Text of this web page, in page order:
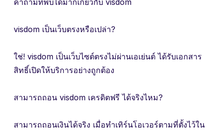
คำถามที่พบได้มากเกี่ยวกับ visdom
visdom เป็นเว็บตรงหรือเปล่า?
ใช่! visdom เป็นเว็บไซต์ตรงไม่ผ่านเอเย่นต์ ได้รับเอกสาร
สิทธิ์เปิดให้บริการอย่างถูกต้อง
สามารถถอน visdom เครดิตฟรี ได้จริงไหม?
สามารถถอนเงินได้จริง เมื่อทำเทิร์นโอเวอร์ตามที่ตั้งไว้ใน